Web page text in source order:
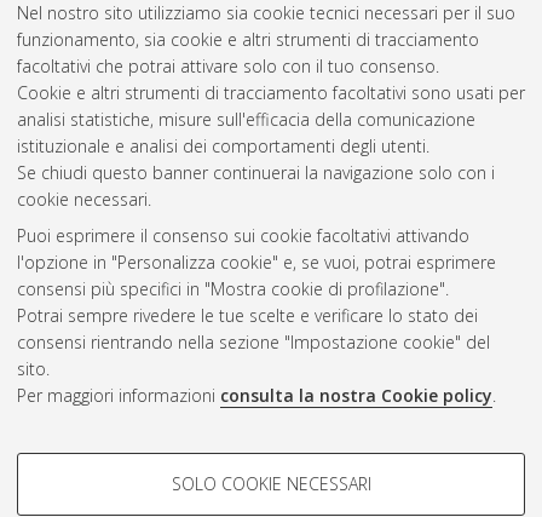
Nel nostro sito utilizziamo sia cookie tecnici necessari per il suo
funzionamento, sia cookie e altri strumenti di tracciamento
facoltativi che potrai attivare solo con il tuo consenso.
Cookie e altri strumenti di tracciamento facoltativi sono usati per
analisi statistiche, misure sull'efficacia della comunicazione
istituzionale e analisi dei comportamenti degli utenti.
Se chiudi questo banner continuerai la navigazione solo con i
cookie necessari.
Puoi esprimere il consenso sui cookie facoltativi attivando
l'opzione in "Personalizza cookie" e, se vuoi, potrai esprimere
consensi più specifici in "Mostra cookie di profilazione".
Potrai sempre rivedere le tue scelte e verificare lo stato dei
consensi rientrando nella sezione "Impostazione cookie" del
sito.
Per maggiori informazioni consulta la nostra Cookie policy.
COOKIE DI PROFILAZIONE -
SOLO COOKIE NECESSARI
Siboni, Manuel(2018)Sensing dell'umidità del terreno con
spettroscopia a microonde.[Laurea magistrale], Università di
Bologna, Corso di Studio in Ingegneria elettronica e
telecomunicazioni per l'energia [LM-DM270] - Cesena
Questa lista e' stata generata ilFri Aug 7 07:15:05 2026 CEST
Atom
Rss 1.0
Rss 2.0
AMS Laurea
Impostazioni Cookie
Informativa sulla privacy